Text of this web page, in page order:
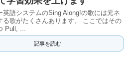
英語システムのSing Along!の歌には元ネ
る歌がたくさんあります。 ここではその
Pull, ...
記事を読む